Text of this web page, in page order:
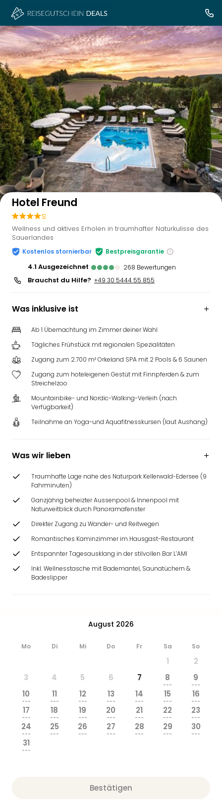
Auf der Karte anzeigen
Hotel Freund
s
Wellness und aktives Erholen in traumhafter Naturkulisse des
Sauerlandes
Kostenlos stornierbar Bestpreisgarantie
4.1 ausgezeichnet 268 Bewertungen
Brauchst du Hilfe? +49 30 5444 55 855
Was inklusive ist
Ab 1 Übernachtung im Zimmer deiner Wahl
Tägliches Frühstück mit regionalen Spezialitäten
Zugang zum 2.700 m² Orkeland SPA mit 2 Pools & 6 Saunen
Zugang zum hoteleigenen Gestüt mit Finnpferden & zum
Streichelzoo
Mountainbike- und Nordic-Walking-Verleih (nach
Verfügbarkeit)
Teilnahme an Yoga-und Aquafitnesskursen (laut Aushang)
Was wir lieben
Traumhafte Lage nahe des Naturpark Kellerwald-Edersee (9
Fahrminuten)
Ganzjährig beheizter Aussenpool & Innenpool mit
Naturweitblick durch Panoramafenster
Direkter Zugang zu Wander- und Reitwegen
Romantisches Kaminzimmer im Hausgast-Restaurant
Entspannter Tagesausklang in der stilvollen Bar L’AMI
Inkl. Wellnesstasche mit Bademantel, Saunatüchern &
Badeslipper
August 2026
Mo Di Mi Do Fr Sa So
1
2
3
4 5 6 7 8
---
9
---
10
---
11
---
12
---
13
---
14
---
15
---
16
---
17
---
18
---
19
---
20
---
21
---
22
---
23
---
24
---
25
---
26
---
27
---
28
---
29
---
30
---
31
---
Bestätigen